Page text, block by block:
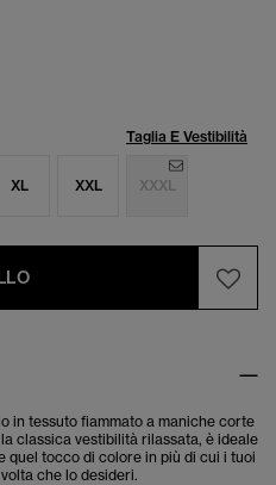
Taglia E Vestibilità
XL XXL XXXL
in tessuto fiammato a maniche corte
classica vestibilità rilassata, è ideale
quel tocco di colore in più di cui i tuoi
che lo desideri.